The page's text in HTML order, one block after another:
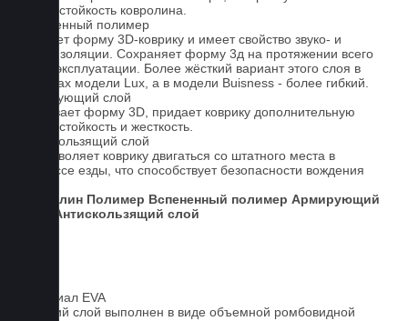
износостойкость ковролина.
Вспененный полимер
Придает форму 3D-коврику и имеет свойство звуко- и
теплоизоляции. Сохраняет форму 3д на протяжении всего
срока эксплуатации. Более жёсткий вариант этого слоя в
ковриках модели Lux, а в модели Buisness - более гибкий.
Армирующий слой
Усиливает форму 3D, придает коврику дополнительную
износостойкость и жесткость.
Антискользящий слой
Не позволяет коврику двигаться со штатного места в
процессе езды, что способствует безопасности вождения
Ковролин Полимер Вспененный полимер Армирующий
Антискользящий слой
Материал EVA
Верхний слой выполнен в виде объемной ромбовидной